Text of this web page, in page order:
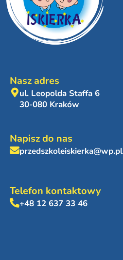
Nasz adres
ul. Leopolda Staffa 6
30-080 Kraków
Napisz do nas
przedszkoleiskierka@wp.pl
Telefon kontaktowy
+48 12 637 33 46